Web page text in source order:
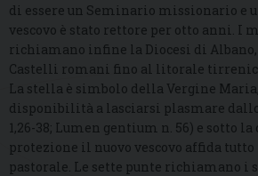
di essere un Seminario missionario e
vescovo è stato rettore per otto anni. I
richiamano infine la Diocesi di Albano,
Castelli romani fino al litorale
La stella è simbolo della Vergine
disponibilità a lasciarsi plasmare
1,26-38; Lumen gentium n. 56) e sotto la
protezione il nuovo vescovo affida
pastorale. Le sette punte richiamano i